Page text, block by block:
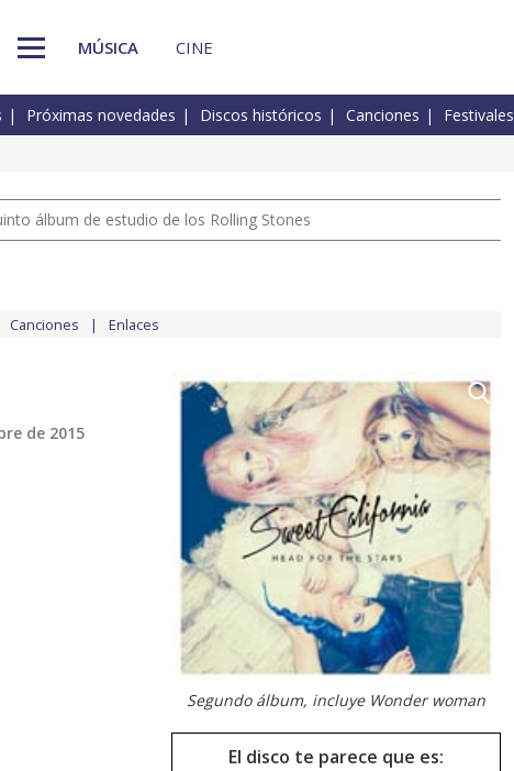
MÚSICA CINE
Próximas novedades Discos históricos Canciones Festivales
álbum de estudio de los Rolling Stones
Canciones Enlaces
de 2015
Segundo álbum, incluye Wonder woman
El disco te parece que es: